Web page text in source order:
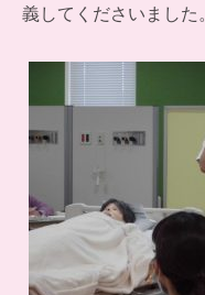
義してくださいました。